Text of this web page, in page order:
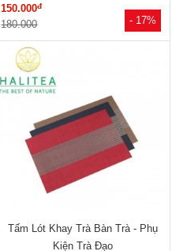
- 17%
150.000đ
180.000
Tấm Lót Khay Trà Bàn Trà - Phụ
Kiện Trà Đạo